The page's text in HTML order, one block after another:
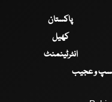
پاکستان
کھیل
انٹرٹینمنٹ
و عجیب